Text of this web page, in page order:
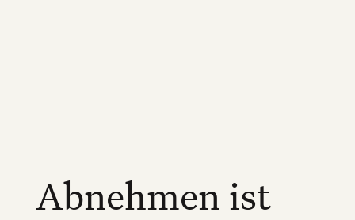
Abnehmen ist